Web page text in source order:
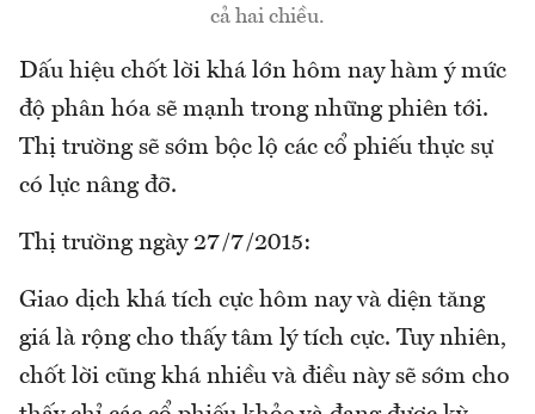
cả hai chiều.
Dấu hiệu chốt lời khá lớn hôm nay hàm ý mức
độ phân hóa sẽ mạnh trong những phiên tới.
Thị trường sẽ sớm bộc lộ các cổ phiếu thực sự
có lực nâng đỡ.
Thị trường ngày 27/7/2015:
Giao dịch khá tích cực hôm nay và diện tăng
giá là rộng cho thấy tâm lý tích cực. Tuy nhiên,
chốt lời cũng khá nhiều và điều này sẽ sớm cho